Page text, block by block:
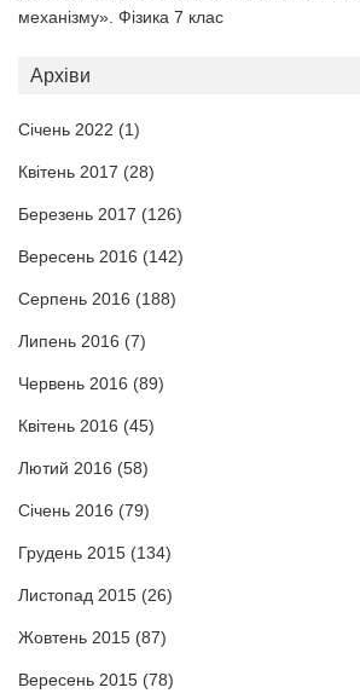
механізму». Фізика 7 клас
Архіви
Січень 2022 (1)
Квітень 2017 (28)
Березень 2017 (126)
Вересень 2016 (142)
Серпень 2016 (188)
Липень 2016 (7)
Червень 2016 (89)
Квітень 2016 (45)
Лютий 2016 (58)
Січень 2016 (79)
Грудень 2015 (134)
Листопад 2015 (26)
Жовтень 2015 (87)
Вересень 2015 (78)